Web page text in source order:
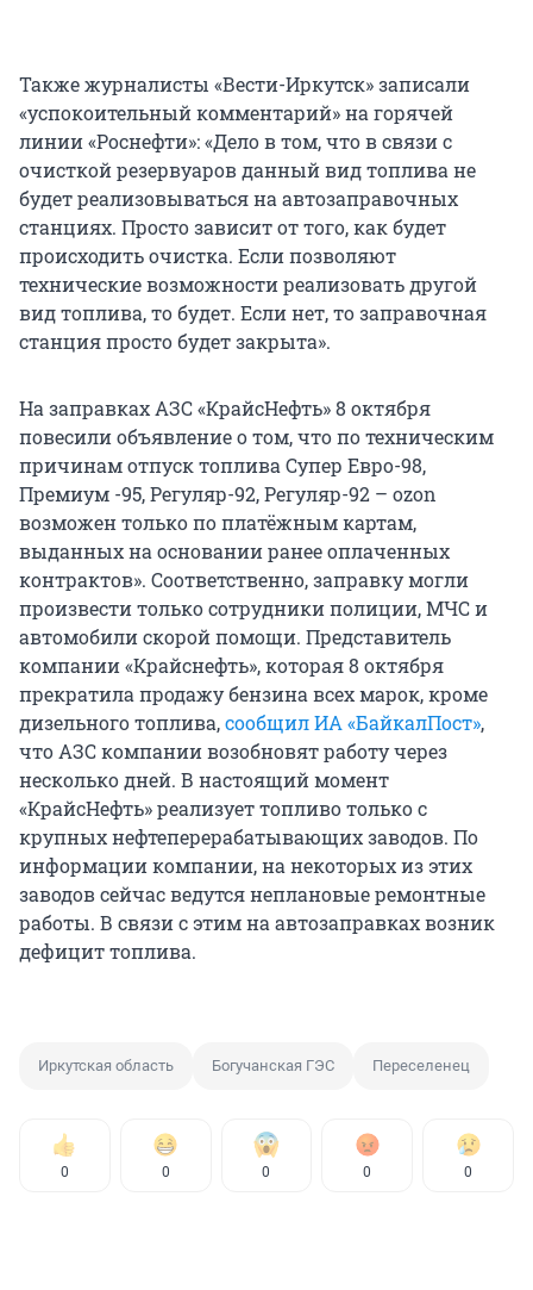
Также журналисты «Вести-Иркутск» записали
«успокоительный комментарий» на горячей
линии «Роснефти»: «Дело в том, что в связи с
очисткой резервуаров данный вид топлива не
будет реализовываться на автозаправочных
станциях. Просто зависит от того, как будет
происходить очистка. Если позволяют
технические возможности реализовать другой
вид топлива, то будет. Если нет, то заправочная
станция просто будет закрыта».
На заправках АЗС «КрайсНефть» 8 октября
повесили объявление о том, что по техническим
причинам отпуск топлива Супер Евро-98,
Премиум -95, Регуляр-92, Регуляр-92 – ozon
возможен только по платёжным картам,
выданных на основании ранее оплаченных
контрактов». Соответственно, заправку могли
произвести только сотрудники полиции, МЧС и
автомобили скорой помощи. Представитель
компании «Крайснефть», которая 8 октября
прекратила продажу бензина всех марок, кроме
дизельного топлива,сообщил ИА «БайкалПост»,
что АЗС компании возобновят работу через
несколько дней. В настоящий момент
«КрайсНефть» реализует топливо только с
крупных нефтеперерабатывающих заводов. По
информации компании, на некоторых из этих
заводов сейчас ведутся неплановые ремонтные
работы. В связи с этим на автозаправках возник
дефицит топлива.
Иркутская область Богучанская ГЭС Переселенец
0 0 0 0 0